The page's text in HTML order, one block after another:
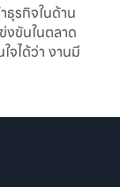
ธุรกิจในด้าน
งขันในตลาด
จได้ว่า งานมี